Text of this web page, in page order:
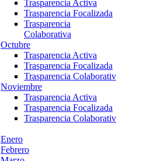
Trasparencia Activa
Trasparencia Focalizada
Trasparencia
Colaborativa
Octubre
Trasparencia Activa
Trasparencia Focalizada
Trasparencia Colaborativ
Noviembre
Trasparencia Activa
Trasparencia Focalizada
Trasparencia Colaborativ
Enero
Febrero